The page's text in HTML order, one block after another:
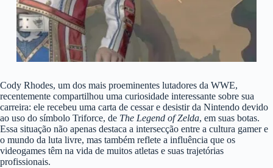
Cody Rhodes, um dos mais proeminentes lutadores da WWE,
recentemente compartilhou uma curiosidade interessante sobre sua
carreira: ele recebeu uma carta de cessar e desistir da Nintendo devido
ao uso do símbolo Triforce, de The Legend of Zelda, em suas botas.
Essa situação não apenas destaca a intersecção entre a cultura gamer e
o mundo da luta livre, mas também reflete a influência que os
videogames têm na vida de muitos atletas e suas trajetórias
profissionais.